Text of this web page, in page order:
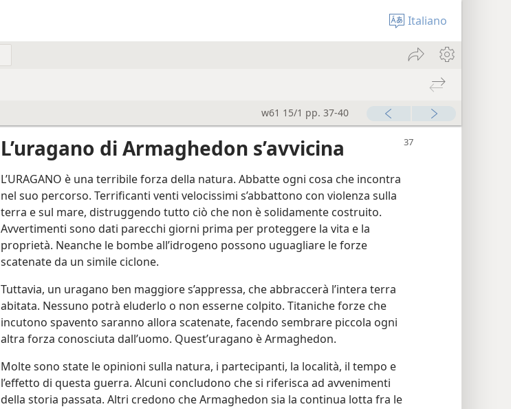
Italiano
w61 15/1 pp. 37-40
L’uragano di Armaghedon s’avvicina
L’URAGANO è una terribile forza della natura. Abbatte ogni cosa che incontra
nel suo percorso. Terrificanti venti velocissimi s’abbattono con violenza sulla
terra e sul mare, distruggendo tutto ciò che non è solidamente costruito.
Avvertimenti sono dati parecchi giorni prima per proteggere la vita e la
proprietà. Neanche le bombe all’idrogeno possono uguagliare le forze
scatenate da un simile ciclone.
Tuttavia, un uragano ben maggiore s’appressa, che abbraccerà l’intera terra
abitata. Nessuno potrà eluderlo o non esserne colpito. Titaniche forze che
incutono spavento saranno allora scatenate, facendo sembrare piccola ogni
altra forza conosciuta dall’uomo. Quest’uragano è Armaghedon.
Molte sono state le opinioni sulla natura, i partecipanti, la località, il tempo e
l’effetto di questa guerra. Alcuni concludono che si riferisca ad avvenimenti
della storia passata. Altri credono che Armaghedon sia la continua lotta fra le